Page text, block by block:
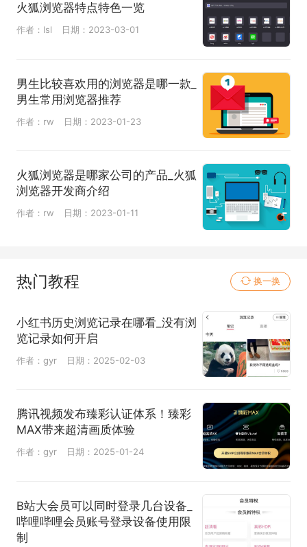
火狐浏览器特点特色一览
作者：lsl 日期：2023-03-01
男生比较喜欢用的浏览器是哪一款_
男生常用浏览器推荐
作者：rw 日期：2023-01-23
火狐浏览器是哪家公司的产品_火狐
浏览器开发商介绍
作者：rw 日期：2023-01-11
热门教程 换一换
小红书历史浏览记录在哪看_没有浏
览记录如何开启
作者：gyr 日期：2025-02-03
腾讯视频发布臻彩认证体系！臻彩
MAX带来超清画质体验
作者：gyr 日期：2025-01-24
B站大会员可以同时登录几台设备_
哔哩哔哩会员账号登录设备使用限
制